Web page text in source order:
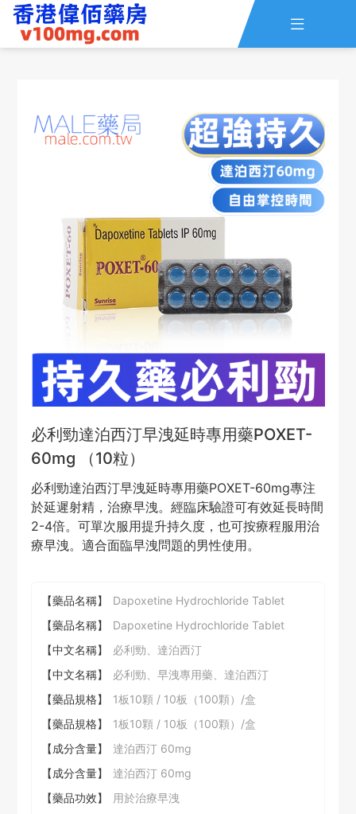

資訊 線上留言
必利勁達泊西汀早洩延時專用藥POXET-
60mg （10粒）
必利勁達泊西汀早洩延時專用藥POXET-60mg專注
於延遲射精，治療早洩。經臨床驗證可有效延長時間
2-4倍。可單次服用提升持久度，也可按療程服用治
療早洩。適合面臨早洩問題的男性使用。
【藥品名稱】
Dapoxetine Hydrochloride Tablet
【藥品名稱】
Dapoxetine Hydrochloride Tablet
【中文名稱】
必利勁、達泊西汀
【中文名稱】
必利勁、早洩專用藥、達泊西汀
【藥品規格】
1板10顆 / 10板（100顆）/盒
【藥品規格】
1板10顆 / 10板（100顆）/盒
【成分含量】
達泊西汀 60mg
【成分含量】
達泊西汀 60mg
【藥品功效】
用於治療早洩